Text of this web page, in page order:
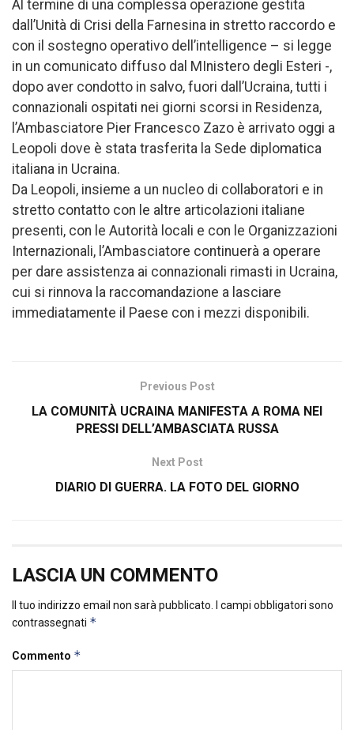
Al termine di una complessa operazione gestita
dall’Unità di Crisi della Farnesina in stretto raccordo e
con il sostegno operativo dell’intelligence – si legge
in un comunicato diffuso dal MInistero degli Esteri -,
dopo aver condotto in salvo, fuori dall’Ucraina, tutti i
connazionali ospitati nei giorni scorsi in Residenza,
l’Ambasciatore Pier Francesco Zazo è arrivato oggi a
Leopoli dove è stata trasferita la Sede diplomatica
italiana in Ucraina.
Da Leopoli, insieme a un nucleo di collaboratori e in
stretto contatto con le altre articolazioni italiane
presenti, con le Autorità locali e con le Organizzazioni
Internazionali, l’Ambasciatore continuerà a operare
per dare assistenza ai connazionali rimasti in Ucraina,
cui si rinnova la raccomandazione a lasciare
immediatamente il Paese con i mezzi disponibili.
Previous Post
LA COMUNITÀ UCRAINA MANIFESTA A ROMA NEI
PRESSI DELL’AMBASCIATA RUSSA
Next Post
DIARIO DI GUERRA. LA FOTO DEL GIORNO
LASCIA UN COMMENTO
Il tuo indirizzo email non sarà pubblicato. I campi obbligatori sono
contrassegnati *
Commento *